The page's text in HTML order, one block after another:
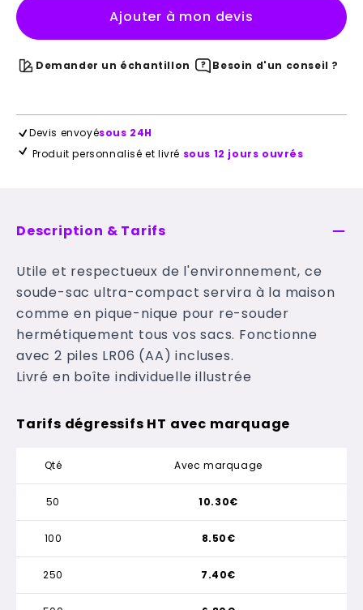
Ajouter à mon devis
Demander un échantillon Besoin d'un conseil ?
Devis envoyésous 24H
Produit personnalisé et livré sous 12 jours ouvrés
Description & Tarifs
Utile et respectueux de l'environnement, ce
soude-sac ultra-compact servira à la maison
comme en pique-nique pour re-souder
hermétiquement tous vos sacs. Fonctionne
avec 2 piles LR06 (AA) incluses.
Livré en boîte individuelle illustrée
Tarifs dégressifs HT avec marquage
Qté Avec marquage
50
100
250
10.30€
8.50€
7.40€